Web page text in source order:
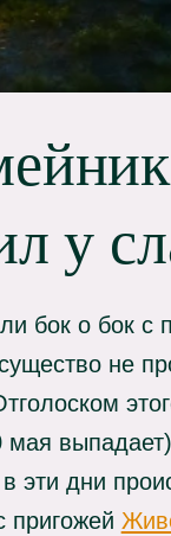
у
бок о бок с
не
мая
эти дни